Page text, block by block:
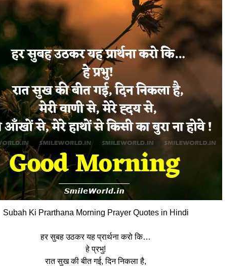
Subah Ki Prarthana Morning Prayer Quotes in Hindi
हर सुबह उठकर यह प्रार्थना करो कि…
हे प्रभु!
रात सुख की बीत गई, दिन निकला है,